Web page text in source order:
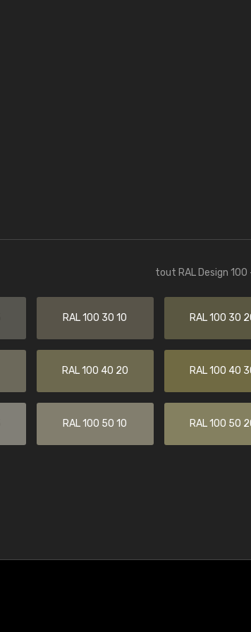
tout RAL Design 100
RAL 100 30 10 RAL 100 30
RAL 100 40 20 RAL 100 40
RAL 100 50 10 RAL 100 50